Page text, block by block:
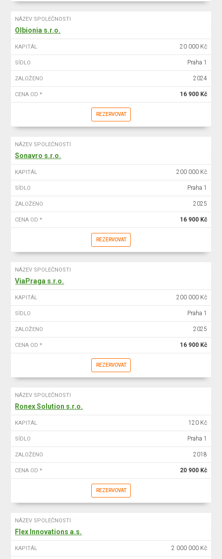
NÁZEV SPOLEČNOSTI
Olbionia s.r.o.
KAPITÁL 20 000 Kč
SÍDLO Praha 1
ZALOŽENO 2024
CENA OD * 16 900 Kč
REZERVOVAT
NÁZEV SPOLEČNOSTI
Sonavro s.r.o.
KAPITÁL 200 000 Kč
SÍDLO Praha 1
ZALOŽENO 2025
CENA OD * 16 900 Kč
REZERVOVAT
NÁZEV SPOLEČNOSTI
ViaPraga s.r.o.
KAPITÁL 200 000 Kč
SÍDLO Praha 1
ZALOŽENO 2025
CENA OD * 16 900 Kč
REZERVOVAT
NÁZEV SPOLEČNOSTI
Ronex Solution s.r.o.
KAPITÁL 120 Kč
SÍDLO Praha 1
ZALOŽENO 2018
CENA OD * 20 900 Kč
REZERVOVAT
NÁZEV SPOLEČNOSTI
Flex Innovations a.s.
KAPITÁL 2 000 000 Kč